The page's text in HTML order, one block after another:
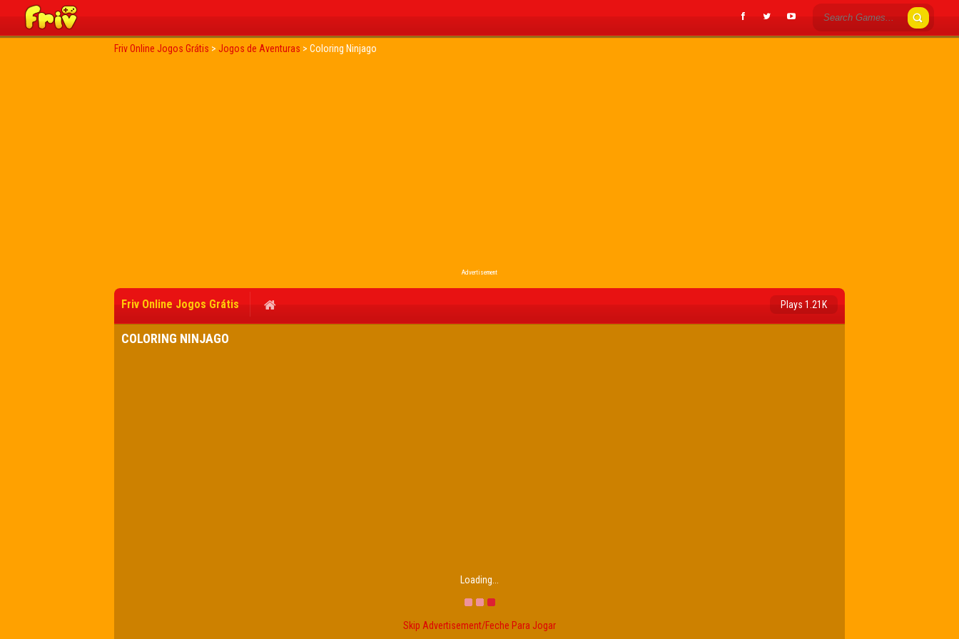
Friv Online Jogos Grátis > Jogos de Aventuras > Coloring Ninjago
Advertisement
Friv Online Jogos Grátis Plays 1.21K
COLORING NINJAGO
Loading...
Skip Advertisement/Feche Para Jogar